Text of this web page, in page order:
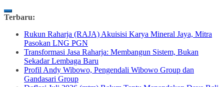
Skip
content
Terbaru:
Rukun Raharja (RAJA) Akuisisi Karya Mineral Jaya, Mitra
Pasokan LNG PGN
Transformasi Jasa Raharja: Membangun Sistem, Bukan
Sekadar Lembaga Baru
Profil Andy Wibowo, Pengendali Wibowo Group dan
Gandasari Group